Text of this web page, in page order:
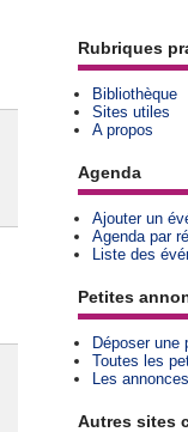
Rubriques
Bibliothèque
Sites utiles
A propos
Agenda
Ajouter un
Agenda par
Liste des
Petites
Déposer une
Toutes les
Les
Autres sites